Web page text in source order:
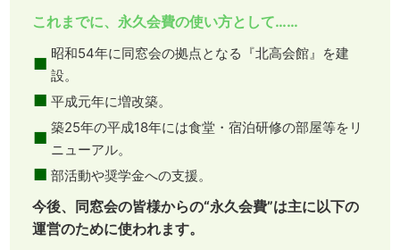
これまでに、永久会費の使い方として……
■
昭和54年に同窓会の拠点となる『北高会館』を建
設。
■ 平成元年に増改築。
■
築25年の平成18年には食堂・宿泊研修の部屋等をリ
ニューアル。
■ 部活動や奨学金への支援。
今後、同窓会の皆様からの“永久会費”は主に以下の
運営のために使われます。